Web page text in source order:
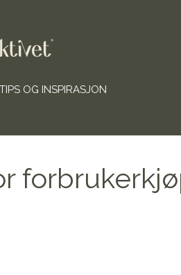
TIPS OG INSPIRASJON